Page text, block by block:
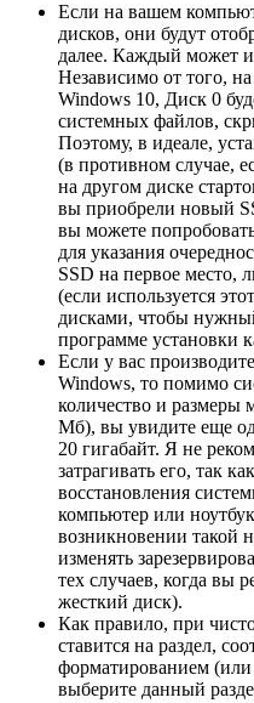
Если на вашем
дисков, они будут
далее. Каждый может
Независимо от того,
Windows 10, Диск 0
системных файлов,
Поэтому, в идеале,
(в противном случае,
на другом диске
вы приобрели новый
вы можете
для указания
SSD на первое место,
(если используется
дисками, чтобы
программе установки
Если у вас
Windows, то помимо
количество и размеры
Мб), вы увидите еще
20 гигабайт. Я не
затрагивать его, так
восстановления
компьютер или
возникновении такой
изменять
тех случаев, когда вы
жесткий диск).
Как правило, при
ставится на раздел,
форматированием (или
выберите данный